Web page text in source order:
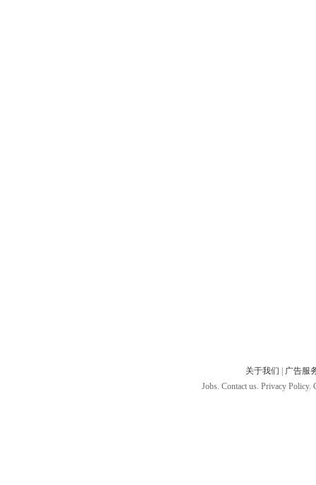
关于我们
广告服
Jobs. Contact us. Privacy